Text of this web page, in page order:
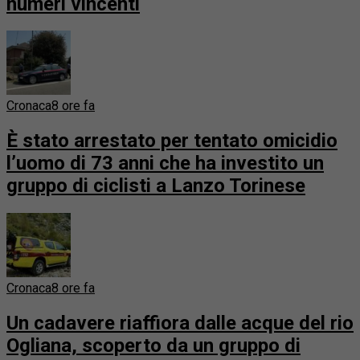
Cronaca8 ore fa
È stato arrestato per tentato omicidio
l’uomo di 73 anni che ha investito un
gruppo di ciclisti a Lanzo Torinese
Cronaca8 ore fa
Un cadavere riaffiora dalle acque del rio
Ogliana, scoperto da un gruppo di